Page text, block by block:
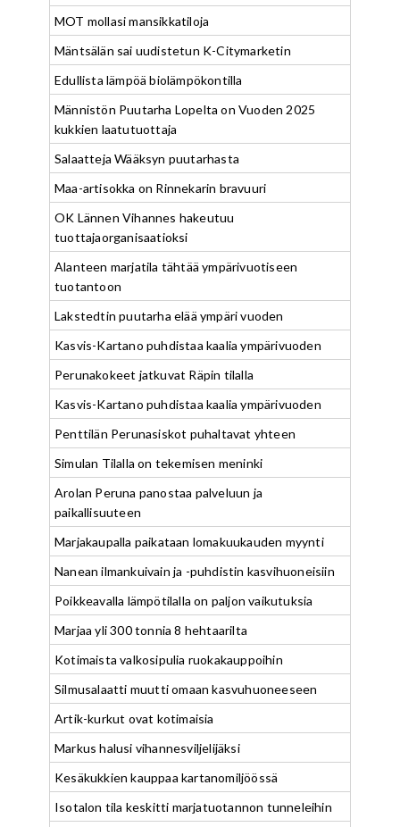
MOT mollasi mansikkatiloja
Mäntsälän sai uudistetun K-Citymarketin
Edullista lämpöä biolämpökontilla
Männistön Puutarha Lopelta on Vuoden 2025
kukkien laatutuottaja
Salaatteja Wääksyn puutarhasta
Maa-artisokka on Rinnekarin bravuuri
OK Lännen Vihannes hakeutuu
tuottajaorganisaatioksi
Alanteen marjatila tähtää ympärivuotiseen
tuotantoon
Lakstedtin puutarha elää ympäri vuoden
Kasvis-Kartano puhdistaa kaalia ympärivuoden
Perunakokeet jatkuvat Räpin tilalla
Kasvis-Kartano puhdistaa kaalia ympärivuoden
Penttilän Perunasiskot puhaltavat yhteen
Simulan Tilalla on tekemisen meninki
Arolan Peruna panostaa palveluun ja
paikallisuuteen
Marjakaupalla paikataan lomakuukauden myynti
Nanean ilmankuivain ja -puhdistin kasvihuoneisiin
Poikkeavalla lämpötilalla on paljon vaikutuksia
Marjaa yli 300 tonnia 8 hehtaarilta
Kotimaista valkosipulia ruokakauppoihin
Silmusalaatti muutti omaan kasvuhuoneeseen
Artik-kurkut ovat kotimaisia
Markus halusi vihannesviljelijäksi
Kesäkukkien kauppaa kartanomiljöössä
Isotalon tila keskitti marjatuotannon tunneleihin